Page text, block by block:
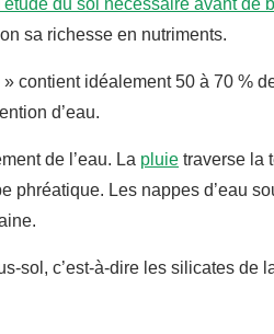
l'étude du sol nécessaire avant de
sa richesse en nutriments.
contient idéalement 50 à 70 %
d’eau.
de l’eau. La pluie traverse la
phréatique. Les nappes d’eau
sol, c’est-à-dire les silicates de